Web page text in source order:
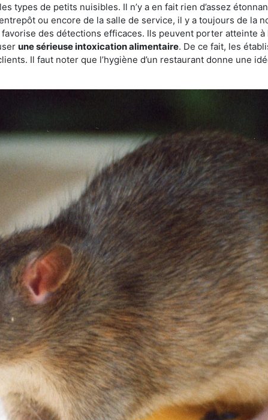
types de petits nuisibles. Il n’y a en fait rien d’assez
ou encore de la salle de service, il y a toujours de la
des détections efficaces. Ils peuvent porter atteinte
une sérieuse intoxication alimentaire. De ce fait, les
Il faut noter que l’hygiène d’un restaurant donne une